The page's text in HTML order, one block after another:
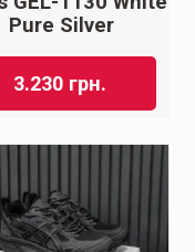
Pure Silver
3.230 грн.